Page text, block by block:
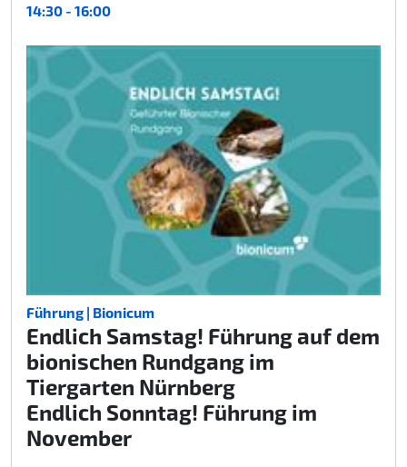
14:30 - 16:00
Führung | Bionicum
Endlich Samstag! Führung auf dem
bionischen Rundgang im
Tiergarten Nürnberg
Endlich Sonntag! Führung im
November